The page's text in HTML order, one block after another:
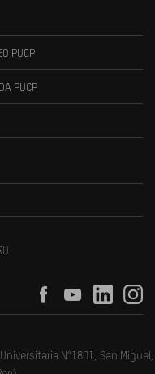
PUCP
PUCP
N°1801, San Miguel,